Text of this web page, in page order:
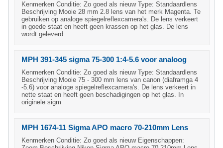
Kenmerken Conditie: Zo goed als nieuw Type: Standaardlens
Beschrijving Mooie 28 mm 2.8 lens van het merk Magenta. Te
gebruiken op analoge spiegelreflexcamera's. De lens verkeert
in goede staat en heeft geen krassen op het glas. De lens
wordt geleverd
MPH 391-345 sigma 75-300 1:4-5.6 voor analoog
Kenmerken Conditie: Zo goed als nieuw Type: Standaardlens
Beschrijving Mooie 75 - 300 mm lens van canon (diaframga 4
-5.6) voor analoge spiegelreflexcamera's. De lens verkeert in
nette staat en heeft geen beschadigingen op het glas. In
originele sigm
MPH 1674-11 Sigma APO macro 70-210mm Lens
Kenmerken Conditie: Zo goed als nieuw Eigenschappen: